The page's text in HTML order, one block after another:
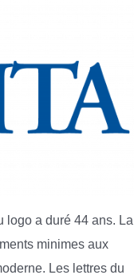
logo a duré 44 ans. La
minimes aux
Les lettres du